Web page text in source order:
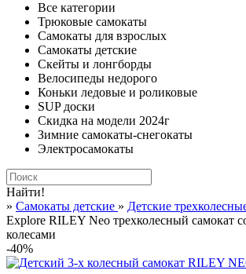
Все категории
Трюковые самокаты
Самокаты для взрослых
Самокаты детские
Cкейты и лонгборды
Велосипеды недорого
Коньки ледовые и роликовые
SUP доски
Скидка на модели 2024г
Зимние самокаты-снегокаты
Электросамокаты
Найти!
» Самокаты детские » Детские
Explore RILEY Neo трехколесный самокат
колесами
-40%